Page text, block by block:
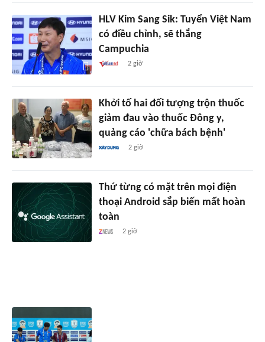
HLV Kim Sang Sik: Tuyển Việt Nam
có điều chỉnh, sẽ thắng
Campuchia
2 giờ
Khởi tố hai đối tượng trộn thuốc
giảm đau vào thuốc Đông y,
quảng cáo 'chữa bách bệnh'
2 giờ
Thứ từng có mặt trên mọi điện
thoại Android sắp biến mất hoàn
toàn
2 giờ